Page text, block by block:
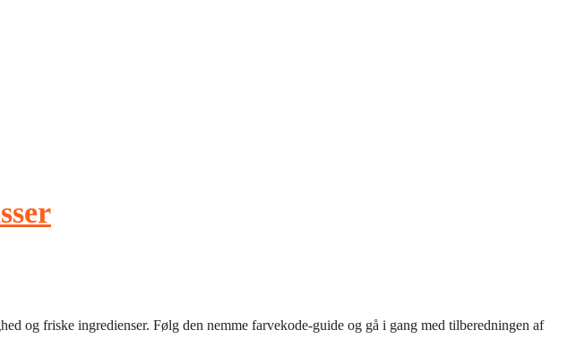
og friske ingredienser. Følg den nemme farvekode-guide og gå i gang med tilberedningen af